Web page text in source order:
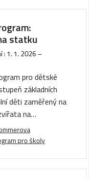
statku
: 1. 1. 2026 –
pro dětské
základních
děti zaměřený na
na…
pro školy